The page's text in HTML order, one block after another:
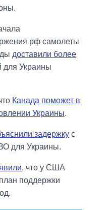
рф самолеты
доставили более
для Украины
Канада поможет в
Украины.
задержку с
для Украины.
, что у США
поддержки